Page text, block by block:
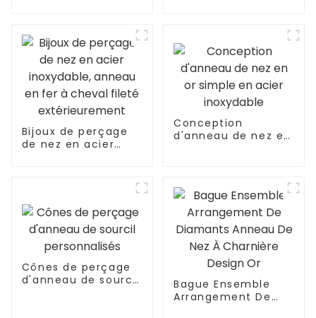
Bijoux de perçage
de nez en acier
Conception
d'anneau de nez en
Cônes de perçage
d'anneau de sourcil
Bague Ensemble
Arrangement De